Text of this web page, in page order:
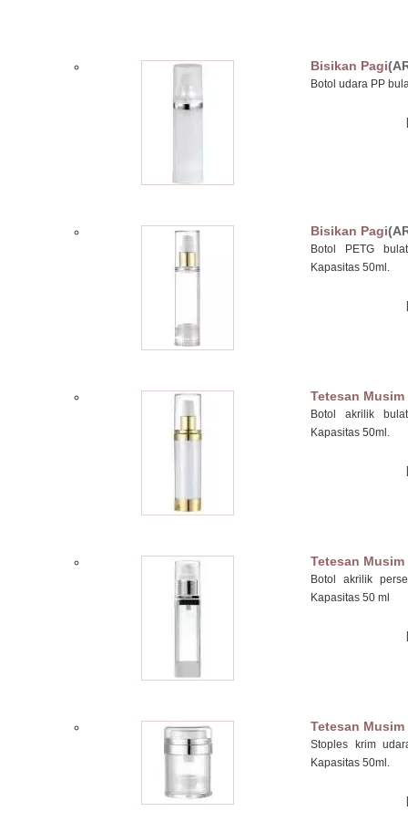
Bisikan Pagi
Botol udara PP
Bisikan Pagi
Botol PETG
Kapasitas 50ml.
Tetesan Musim
Botol akrilik
Kapasitas 50ml.
Tetesan Musim
Botol akrilik
Kapasitas 50 ml
Tetesan Musim
Stoples krim
Kapasitas 50ml.